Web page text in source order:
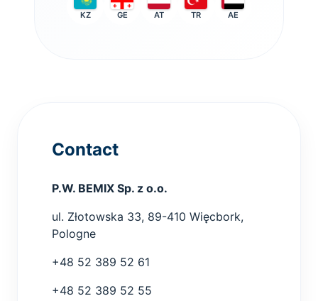
KZ GE AT TR AE
Contact
P.W. BEMIX Sp. z o.o.
ul. Złotowska 33, 89-410 Więcbork,
Pologne
+48 52 389 52 61
+48 52 389 52 55